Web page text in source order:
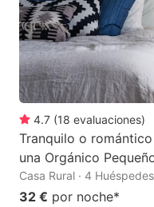
4.7 (18 evaluaciones)
Tranquilo o
una Orgánico
Casa Rural · 4
32 € por noche*